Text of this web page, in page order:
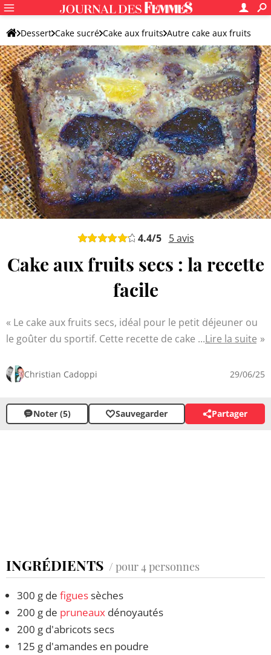
Dessert Cake sucré Cake aux fruits Autre cake aux fruits
4.4/5 5avis
Cake aux fruits secs : la recette
facile
Le cake aux fruits secs, idéal pour le petit déjeuner ou
le goûter du sportif. Cette recette de cake à un index
goûter ou avant d'aller faire du sport. Ce cake à
ajouté, ni farine, ni beurre, et c'est un véritable délice !
Lire la suite
Christian Cadoppi 29/06/25
Noter (5) Sauvegarder Partager
INGRÉDIENTS / pour 4 personnes
300 g de figuessèches
200 g de pruneaux dénoyautés
200 g d'abricots secs
125 g d'amandes en poudre